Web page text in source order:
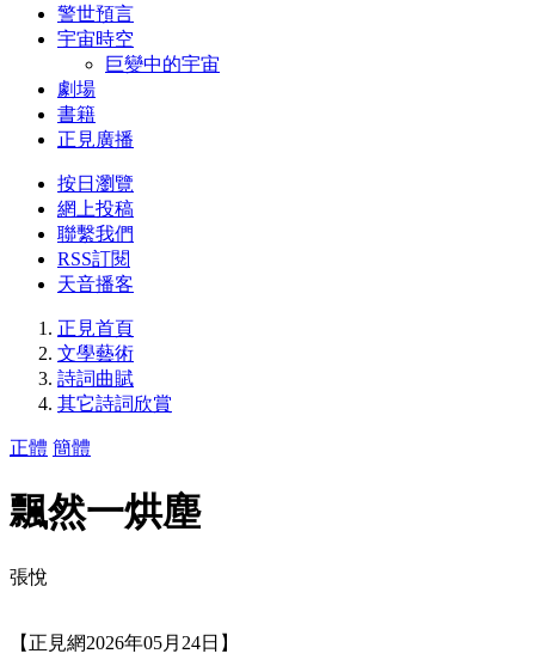
警世預言
宇宙時空
巨變中的宇宙
劇場
書籍
正見廣播
按日瀏覽
網上投稿
聯繫我們
RSS訂閱
天音播客
正見首頁
文學藝術
詩詞曲賦
其它詩詞欣賞
正體 簡體
飄然一烘塵
張悅
【正見網2026年05月24日】